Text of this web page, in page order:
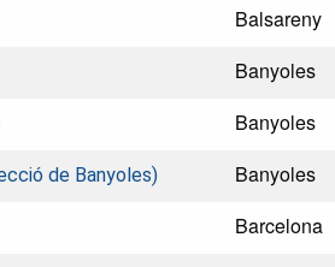
Balsareny
Banyoles
Banyoles
de Banyoles) Banyoles
Barcelona